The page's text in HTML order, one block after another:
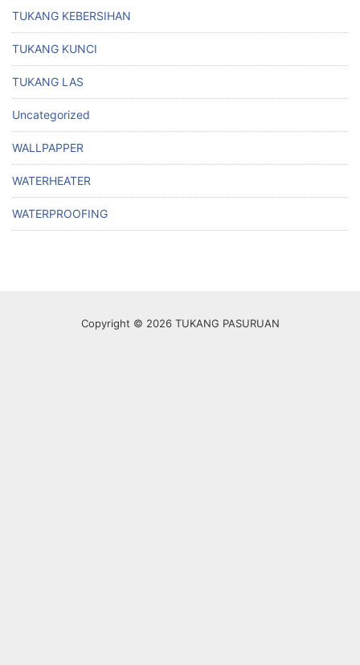
TUKANG KEBERSIHAN
TUKANG KUNCI
TUKANG LAS
Uncategorized
WALLPAPPER
WATERHEATER
WATERPROOFING
Copyright © 2026 TUKANG PASURUAN